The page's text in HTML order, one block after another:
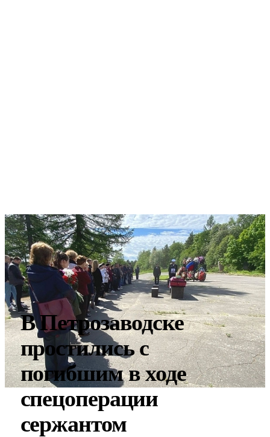
В Петрозаводске
простились с
погибшим в ходе
спецоперации
сержантом